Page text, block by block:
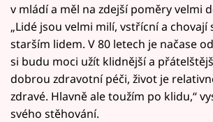
v mládí a měl na zdejší poměry velmi
„Lidé jsou velmi milí, vstřícní a chovají
starším lidem. V 80 letech je načase
si budu moci užít klidnější a
dobrou zdravotní péči, život je
zdravé. Hlavně ale toužím po klidu,“
svého stěhování.